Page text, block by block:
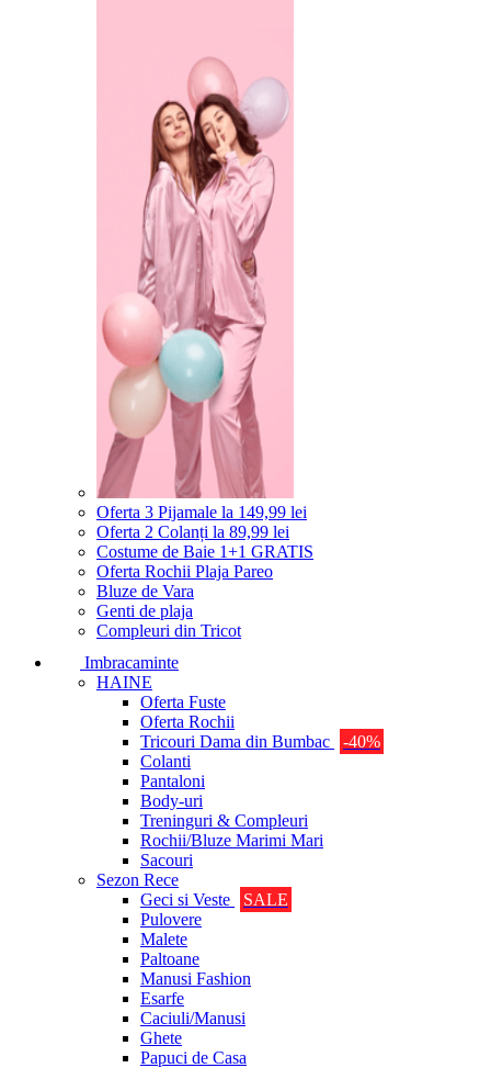
Oferta 3 Pijamale la 149,99 lei
Oferta 2 Colanți la 89,99 lei
Costume de Baie 1+1 GRATIS
Oferta Rochii Plaja Pareo
Bluze de Vara
Genti de plaja
Compleuri din Tricot
Imbracaminte
HAINE
Oferta Fuste
Oferta Rochii
Tricouri Dama din Bumbac
-40%
Colanti
Pantaloni
Body-uri
Treninguri & Compleuri
Rochii/Bluze Marimi Mari
Sacouri
Sezon Rece
Geci si Veste
SALE
Pulovere
Malete
Paltoane
Manusi Fashion
Esarfe
Caciuli/Manusi
Ghete
Papuci de Casa